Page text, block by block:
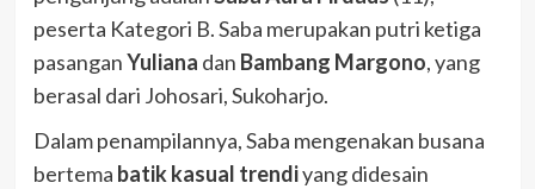
peserta Kategori B. Saba merupakan putri ketiga
pasanganYuliana dan Bambang Margono, yang
berasal dari Johosari, Sukoharjo.
Dalam penampilannya, Saba mengenakan busana
bertema batik kasual trendiyang didesain